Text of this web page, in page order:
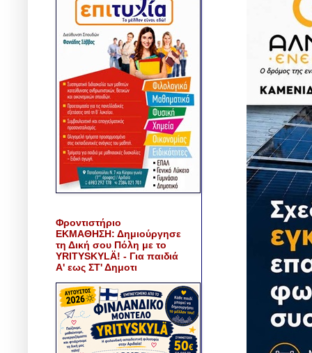
Φροντιστήριο
ΕΚΜΑΘΗΣΗ: Δημιούργησε
τη Δική σου Πόλη με το
YRITYSKYLÄ! - Για παιδιά
Α' εως ΣΤ' Δημοτι